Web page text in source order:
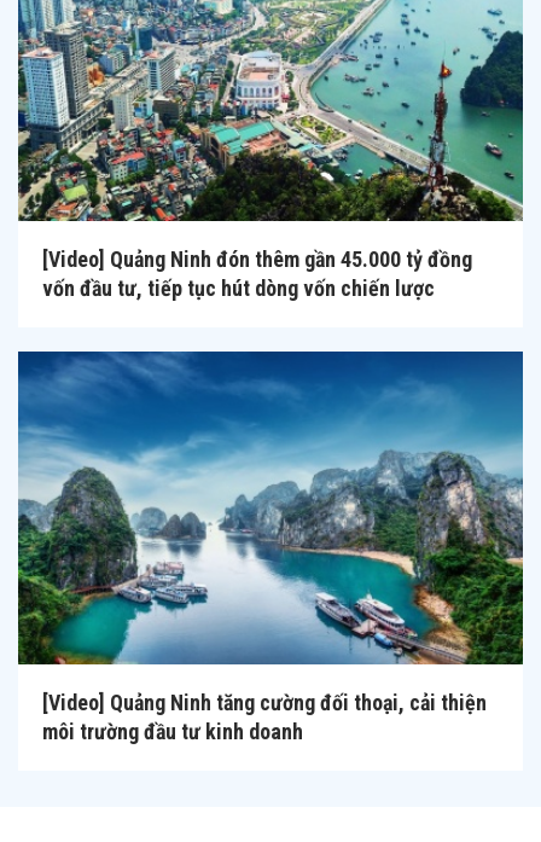
[Video] Quảng Ninh đón thêm gần 45.000 tỷ đồng
vốn đầu tư, tiếp tục hút dòng vốn chiến lược
[Video] Quảng Ninh tăng cường đối thoại, cải thiện
môi trường đầu tư kinh doanh